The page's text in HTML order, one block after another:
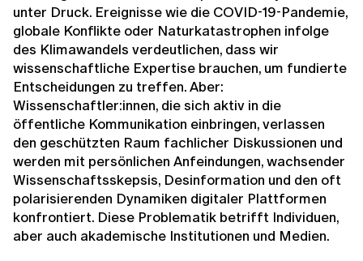
unter Druck. Ereignisse wie die COVID-19-Pandemie,
globale Konflikte oder Naturkatastrophen infolge
des Klimawandels verdeutlichen, dass wir
wissenschaftliche Expertise brauchen, um fundierte
Entscheidungen zu treffen. Aber:
Wissenschaftler:innen, die sich aktiv in die
öffentliche Kommunikation einbringen, verlassen
den geschützten Raum fachlicher Diskussionen und
werden mit persönlichen Anfeindungen, wachsender
Wissenschaftsskepsis, Desinformation und den oft
polarisierenden Dynamiken digitaler Plattformen
konfrontiert. Diese Problematik betrifft Individuen,
aber auch akademische Institutionen und Medien.